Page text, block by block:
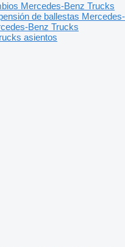
Mercedes-Benz Trucks
de ballestas Mercedes-
Benz Trucks
asientos